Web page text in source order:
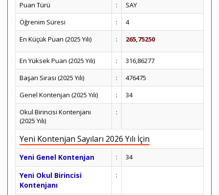
Puan Türü
:
SAY
Öğrenim Süresi
:
4
En Küçük Puan (2025 Yılı)
: 265,75250
En Yüksek Puan (2025 Yılı) :
316,86277
Başarı Sırası (2025 Yılı)
:
476475
Genel Kontenjan (2025 Yılı)
:
34
Okul Birincisi Kontenjanı
(2025 Yılı)
:
Yeni Kontenjan Sayıları 2026 Yılı İçin
Yeni Genel Kontenjan : 34
Yeni Okul Birincisi
Kontenjanı
: